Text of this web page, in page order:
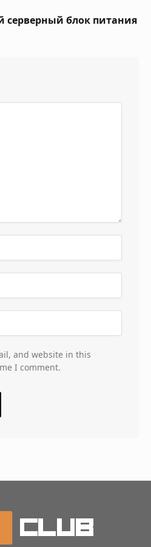
серверный блок питания
and website in this
I comment.